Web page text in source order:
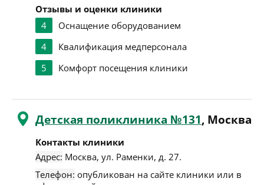
Отзывы и оценки клиники
4
Оснащение оборудованием
4
Квалификация медперсонала
5
Комфорт посещения клиники
Детская поликлиника №131, Москва
Контакты клиники
Адрес: Москва, ул. Раменки, д. 27.
Телефон: опубликован на сайте клиники или в